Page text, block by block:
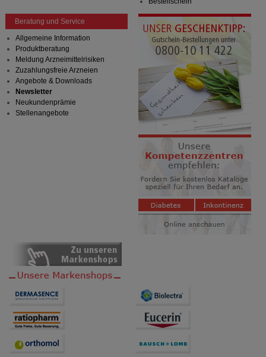
Beratung und Service
Allgemeine Information
Produktberatung
Meldung Arzneimittelrisiken
Zuzahlungsfreie Arzneien
Angebote & Downloads
Newsletter
Neukundenprämie
Stellenangebote